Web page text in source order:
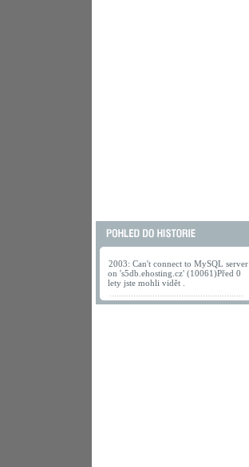
2003: Can't connect to MySQL server
on 's5db.ehosting.cz' (10061)Před 0
lety jste mohli vidět .